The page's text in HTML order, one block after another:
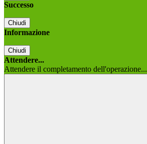
Successo
Chiudi
Informazione
Chiudi
Attendere...
Attendere il completamento dell'operazione...